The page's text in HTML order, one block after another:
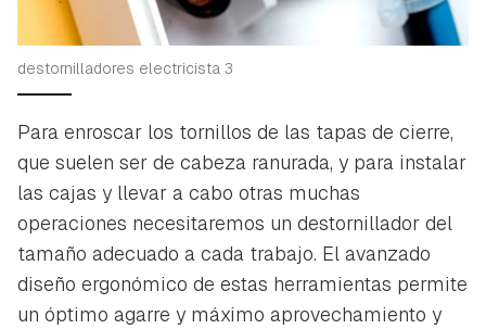
destornilladores electricista 3
Para enroscar los tornillos de las tapas de cierre,
que suelen ser de cabeza ranurada, y para instalar
las cajas y llevar a cabo otras muchas
operaciones necesitaremos un destornillador del
tamaño adecuado a cada trabajo. El avanzado
diseño ergonómico de estas herramientas permite
un óptimo agarre y máximo aprovechamiento y